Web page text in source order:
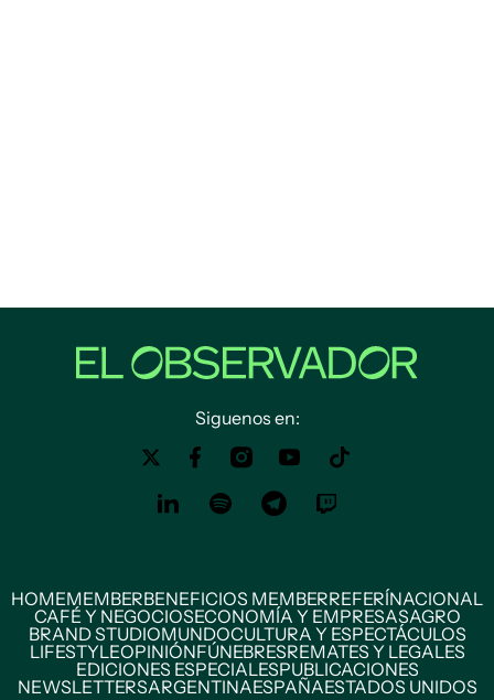
Siguenos en:
HOMEMEMBERBENEFICIOS MEMBERREFERÍNACIONAL
CAFÉ Y NEGOCIOSECONOMÍA Y EMPRESASAGRO
BRAND STUDIOMUNDOCULTURA Y ESPECTÁCULOS
LIFESTYLEOPINIÓNFÚNEBRESREMATES Y LEGALES
EDICIONES ESPECIALESPUBLICACIONES
NEWSLETTERSARGENTINAESPAÑAESTADOS UNIDOS